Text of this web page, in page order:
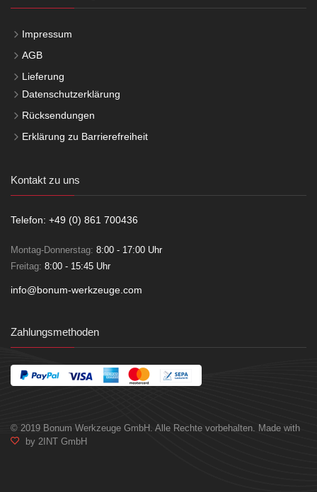
Impressum
AGB
Lieferung
Datenschutzerklärung
Rücksendungen
Erklärung zu Barrierefreiheit
Kontakt zu uns
Telefon: +49 (0) 861 700436
Montag-Donnerstag: 8:00 - 17:00 Uhr
Freitag: 8:00 - 15:45 Uhr
info@bonum-werkzeuge.com
Zahlungsmethoden
© 2019 Bonum Werkzeuge GmbH. Alle Rechte vorbehalten. Made with
by 2INT GmbH